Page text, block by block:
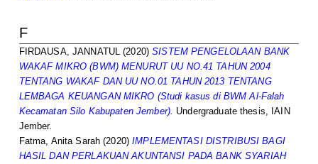
F
FIRDAUSA, JANNATUL (2020)SISTEM PENGELOLAAN BANK
WAKAF MIKRO (BWM) MENURUT UU NO.41 TAHUN 2004
TENTANG WAKAF DAN UU NO.01 TAHUN 2013 TENTANG
LEMBAGA KEUANGAN MIKRO (Studi kasus di BWM Al-Falah
Kecamatan Silo Kabupaten Jember). Undergraduate thesis, IAIN
Jember.
Fatma, Anita Sarah (2020)IMPLEMENTASI DISTRIBUSI BAGI
HASIL DAN PERLAKUAN AKUNTANSI PADA BANK SYARIAH